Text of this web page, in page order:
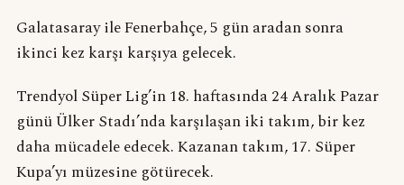
Galatasaray ile Fenerbahçe, 5 gün aradan sonra
ikinci kez karşı karşıya gelecek.
Trendyol Süper Lig’in 18. haftasında 24 Aralık Pazar
günü Ülker Stadı’nda karşılaşan iki takım, bir kez
daha mücadele edecek. Kazanan takım, 17. Süper
Kupa’yı müzesine götürecek.